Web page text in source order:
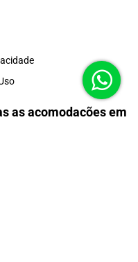
as acomodações em